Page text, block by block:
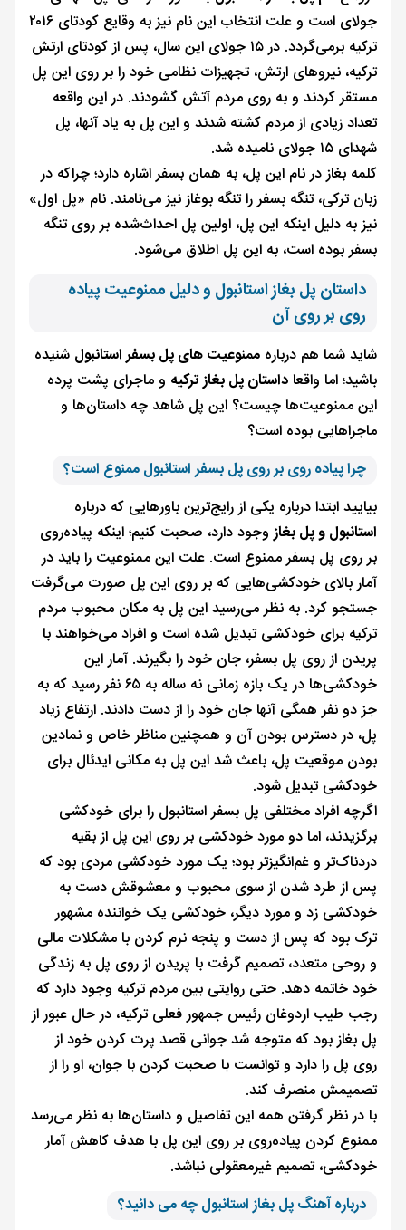
جولای است و علت انتخاب این نام نیز به وقایع کودتای ۲۰۱۶
ترکیه برمی‌گردد. در ۱۵ جولای این سال، پس از کودتای ارتش
ترکیه، نیروهای ارتش، تجهیزات نظامی خود را بر روی این پل
مستقر کردند و به روی مردم آتش گشودند. در این واقعه
تعداد زیادی از مردم کشته شدند و این پل به یاد آنها، پل
شهدای ۱۵ جولای نامیده شد.
کلمه بغاز در نام این پل، به همان بسفر اشاره دارد؛ چراکه در
زبان ترکی، تنگه بسفر را تنگه بوغاز نیز می‌نامند. نام «پل اول»
نیز به دلیل اینکه این پل، اولین پل احداث‌شده بر روی تنگه
بسفر بوده است، به این پل اطلاق می‌شود.
داستان پل بغاز استانبول و دلیل ممنوعیت پیاده
روی بر روی آن
شاید شما هم درباره ممنوعیت های پل بسفر استانبول شنیده
باشید؛ اما واقعا داستان پل بغاز ترکیه و ماجرای پشت پرده
این ممنوعیت‌ها چیست؟ این پل شاهد چه داستان‌ها و
ماجراهایی بوده است؟
چرا پیاده روی بر روی پل بسفر استانبول ممنوع است؟
بیایید ابتدا درباره یکی از رایج‌ترین باورهایی که درباره
استانبول و پل بغازوجود دارد، صحبت کنیم؛ اینکه پیاده‌روی
بر روی پل بسفر ممنوع است. علت این ممنوعیت را باید در
آمار بالای خودکشی‌هایی که بر روی این پل صورت می‌گرفت
جستجو کرد. به نظر می‌رسید این پل به مکان محبوب مردم
ترکیه برای خودکشی تبدیل شده است و افراد می‌خواهند با
پریدن از روی پل بسفر، جان خود را بگیرند. آمار این
خودکشی‌ها در یک بازه زمانی نه ساله به ۶۵ نفر رسید که به
جز دو نفر همگی آنها جان خود را از دست دادند. ارتفاع زیاد
پل، در دسترس بودن آن و همچنین مناظر خاص و نمادین
بودن موقعیت پل، باعث شد این پل به مکانی ایدئال برای
خودکشی تبدیل شود.
اگرچه افراد مختلفی پل بسفر استانبول را برای خودکشی
برگزیدند، اما دو مورد خودکشی بر روی این پل از بقیه
دردناک‌تر و غم‌انگیزتر بود؛ یک مورد خودکشی مردی بود که
پس از طرد شدن از سوی محبوب و معشوقش دست به
خودکشی زد و مورد دیگر، خودکشی یک خواننده مشهور
ترک بود که پس از دست و پنجه نرم کردن با مشکلات مالی
و روحی متعدد، تصمیم گرفت با پریدن از روی پل به زندگی
خود خاتمه دهد. حتی روایتی بین مردم ترکیه وجود دارد که
رجب طیب اردوغان رئیس جمهور فعلی ترکیه، در حال عبور از
پل بغاز بود که متوجه شد جوانی قصد پرت کردن خود از
روی پل را دارد و توانست با صحبت کردن با جوان، او را از
تصمیمش منصرف کند.
با در نظر گرفتن همه این تفاصیل و داستان‌ها به نظر می‌رسد
ممنوع کردن پیاده‌روی بر روی این پل با هدف کاهش آمار
خودکشی، تصمیم غیرمعقولی نباشد.
درباره آهنگ پل بغاز استانبول چه می دانید؟